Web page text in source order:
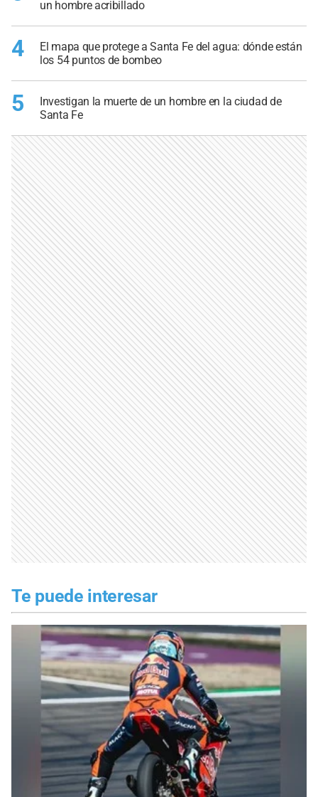
un hombre acribillado
4
El mapa que protege a Santa Fe del agua: dónde están
los 54 puntos de bombeo
5
Investigan la muerte de un hombre en la ciudad de
Santa Fe
Te puede interesar